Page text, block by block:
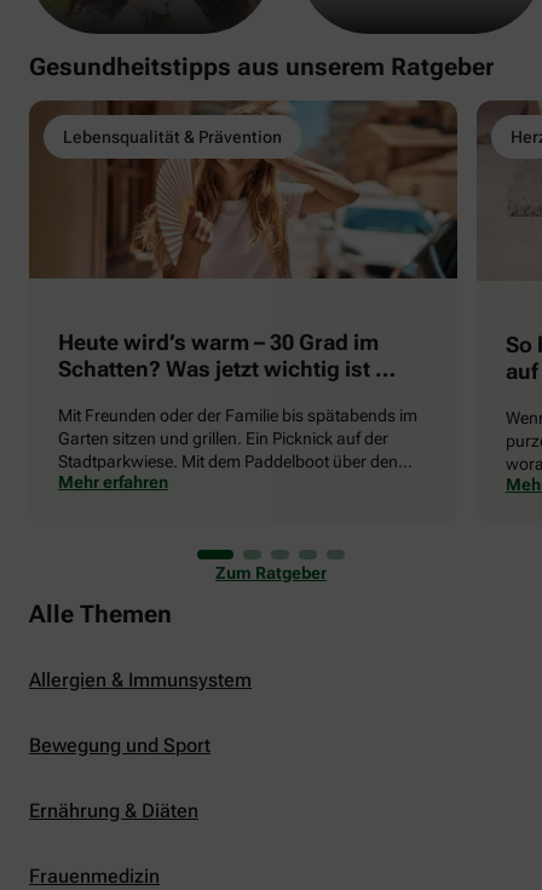
Gesundheitstipps aus unserem Ratgeber
Lebensqualität & Prävention
Heute wird’s warm – 30 Grad im
Schatten? Was jetzt wichtig ist …
Mit Freunden oder der Familie bis spätabends im
Garten sitzen und grillen. Ein Picknick auf der
Stadtparkwiese. Mit dem Paddelboot über den
See gleiten oder eine Radtour durch die blühende
er uns auch ganz schön zu schaffen. Wenn die
Temperaturen tagsüber auf mehr als 30 Grad
klettern und uns warme Tropennächte den Schlaf
rauben, sehnen wir uns oft nach einem
Mehr erfahren
So
die
Zum Ratgeber
Alle Themen
Allergien & Immunsystem
Bewegung und Sport
Ernährung & Diäten
Frauenmedizin